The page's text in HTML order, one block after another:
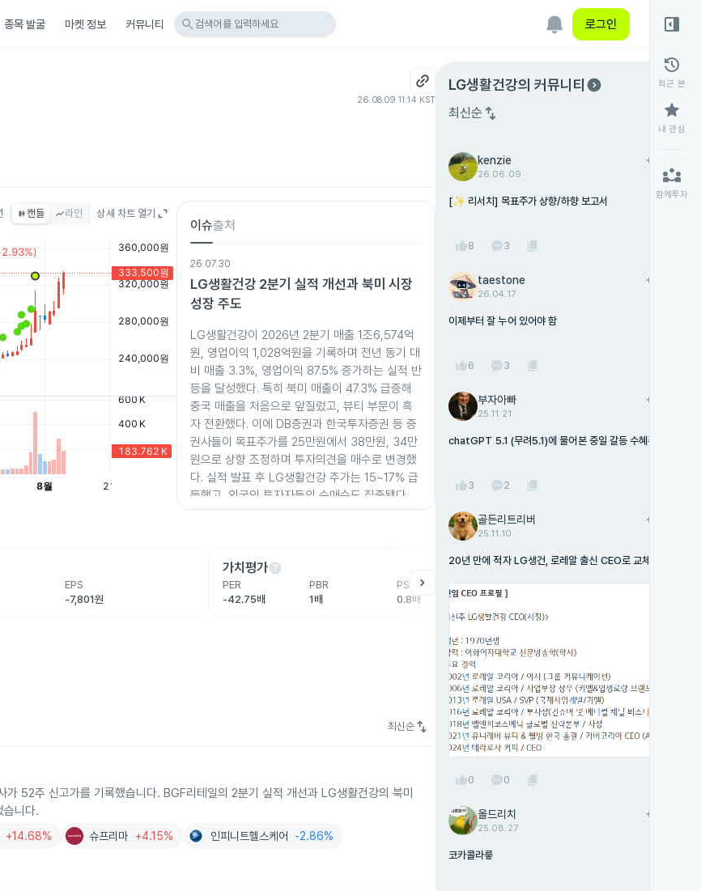
종목 발굴 마켓 정보 커뮤니티 search 검색어를 입력하세요 로그인
26.08.09 11:14 KST
캔들 라인 상세 차트 열기
이슈출처
26.07.30
LG생활건강 2분기 실적 개선과 북미 시장
성장 주도
LG생활건강이 2026년 2분기 매출 1조6,574억
원, 영업이익 1,028억원을 기록하며 전년 동기 대
비 매출 3.3%, 영업이익 87.5% 증가하는 실적 반
등을 달성했다. 특히 북미 매출이 47.3% 급증해
중국 매출을 처음으로 앞질렀고, 뷰티 부문이 흑
자 전환했다. 이에 DB증권과 한국투자증권 등 증
권사들이 목표주가를 25만원에서 38만원, 34만
원으로 상향 조정하며 투자의견을 매수로 변경했
다. 실적 발표 후 LG생활건강 주가는 15~17% 급
등했고, 외국인 투자자들의 순매수도 집중됐다.
한편, 이재명 대통령의 브라질 경제사절단에 아모
powered by TradingView
EPS
-7,801원
가치평가help
PER
-42.75배
PBR
1배
PSR
0.8배
매매동향help
외국인
기관
chevron_right
최신순 swap_vert
52주 신고가를 기록했습니다. BGF리테일의 2분기 실적 개선과 LG생활건강의 북미
습니다.
+14.68% 슈프리마 +4.15% 인피니트헬스케어 -2.86%
LG생활건강의 커뮤니티 expand_circle_right
최신순 swap_vert
kenzie
26.06.09
add
[✨ 리서치] 목표주가 상향/하향 보고서
thumb_up8 3 content_copy
taestone
26.04.17
add
이제부터 잘 누어 있어야 함
thumb_up6 3 content_copy
부자아빠
25.11.21
add
chatGPT 5.1 (무려5.1)에 물어본 중일 갈등 수혜주
thumb_up3 2 content_copy
골든리트리버
25.11.10
add
20년 만에 적자 LG생건, 로레알 출신 CEO로 교체
thumb_up0 0 content_copy
올드리치
25.08.27
add
코카콜라릏
right_panel_open
history
최근 본
star
내 관심
partner_exchange
함께투자